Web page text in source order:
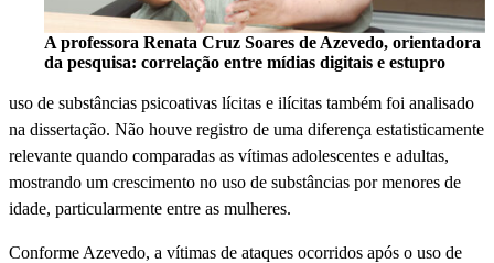
A professora Renata Cruz Soares de Azevedo, orientadora
da pesquisa: correlação entre mídias digitais e estupro
uso de substâncias psicoativas lícitas e ilícitas também foi analisado
na dissertação. Não houve registro de uma diferença estatisticamente
relevante quando comparadas as vítimas adolescentes e adultas,
mostrando um crescimento no uso de substâncias por menores de
idade, particularmente entre as mulheres.
Conforme Azevedo, a vítimas de ataques ocorridos após o uso de